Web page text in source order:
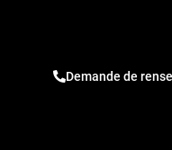
Demande de